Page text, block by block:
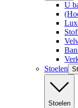
U
Stoelen
Stoelen